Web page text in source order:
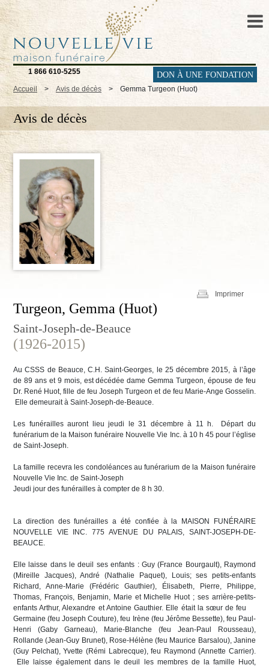
1 866 610-5255 DON À UNE FONDATION
Accueil > Avis de décès > Gemma Turgeon (Huot)
Avis de décès
Imprimer
Turgeon, Gemma (Huot)
Saint-Joseph-de-Beauce
(1926-2015)
Au CSSS de Beauce, C.H. Saint-Georges, le 25 décembre 2015, à l’âge
de 89 ans et 9 mois, est décédée dame Gemma Turgeon, épouse de feu
Dr. René Huot, fille de feu Joseph Turgeon et de feu Marie-Ange Gosselin.
Elle demeurait à Saint-Joseph-de-Beauce.
Les funérailles auront lieu jeudi le 31 décembre à 11 h. Départ du
funérarium de la Maison funéraire Nouvelle Vie Inc. à 10 h 45 pour l’église
de Saint-Joseph.
La famille recevra les condoléances au funérarium de la Maison funéraire
Nouvelle Vie Inc. de Saint-Joseph
Jeudi jour des funérailles à compter de 8 h 30.
La direction des funérailles a été confiée à la MAISON FUNÉRAIRE
NOUVELLE VIE INC. 775 AVENUE DU PALAIS, SAINT-JOSEPH-DE-
BEAUCE.
Elle laisse dans le deuil ses enfants : Guy (France Bourgault), Raymond
(Mireille Jacques), André (Nathalie Paquet), Louis; ses petits-enfants
Richard, Anne-Marie (Frédéric Gauthier), Élisabeth, Pierre, Philippe,
Thomas, François, Benjamin, Marie et Michelle Huot ; ses arrière-petits-
enfants Arthur, Alexandre et Antoine Gauthier. Elle était la sœur de feu
Germaine (feu Joseph Couture), feu Irène (feu Jérôme Bessette), feu Paul-
Henri (Gaby Garneau), Marie-Blanche (feu Jean-Paul Rousseau),
Rollande (Jean-Guy Brunet), Rose-Hélène (feu Maurice Barsalou), Janine
(Guy Pelchat), Yvette (Rémi Labrecque), feu Raymond (Annette Carrier).
Elle laisse également dans le deuil les membres de la famille Huot,